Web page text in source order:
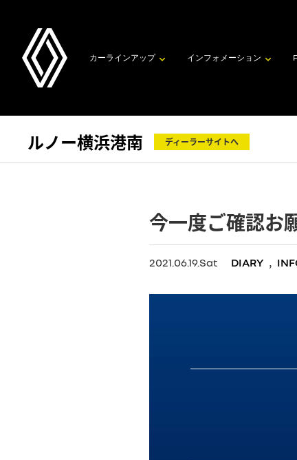
カーラインアップ インフォメーション
ルノー横浜港南 ディーラーサイトへ
今一度ご確認お
2021.06.19.Sat DIARY ,